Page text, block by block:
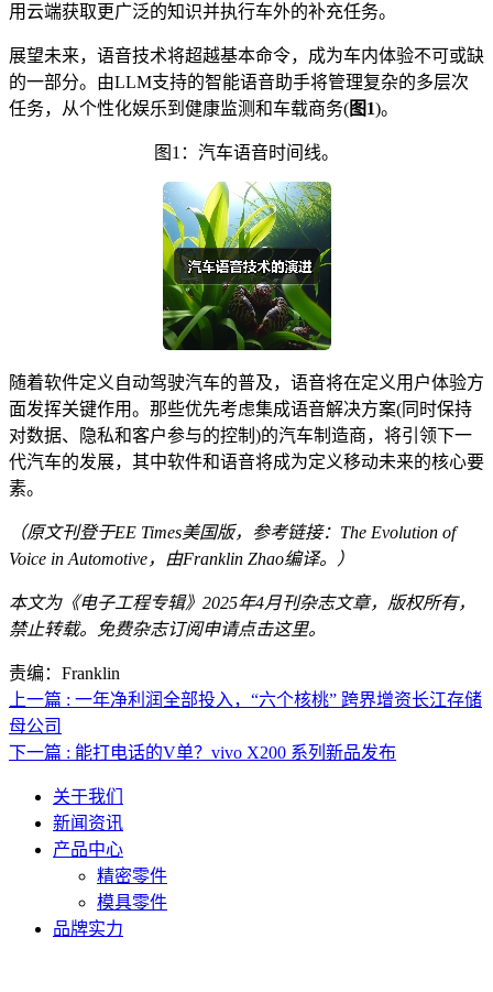
用云端获取更广泛的知识并执行车外的补充任务。
展望未来，语音技术将超越基本命令，成为车内体验不可或缺
的一部分。由LLM支持的智能语音助手将管理复杂的多层次
任务，从个性化娱乐到健康监测和车载商务(图1)。
图1：汽车语音时间线。
随着软件定义自动驾驶汽车的普及，语音将在定义用户体验方
面发挥关键作用。那些优先考虑集成语音解决方案(同时保持
对数据、隐私和客户参与的控制)的汽车制造商，将引领下一
代汽车的发展，其中软件和语音将成为定义移动未来的核心要
素。
（原文刊登于EE Times美国版，参考链接： The Evolution of
Voice in Automotive，由Franklin Zhao编译。）
本文为《电子工程专辑》2025年4月刊杂志文章，版权所有，
禁止转载。免费杂志订阅申请点击这里。
责编：Franklin
上一篇 : 一年净利润全部投入，“六个核桃” 跨界增资长江存储
母公司
下一篇 : 能打电话的V单？vivo X200 系列新品发布
关于我们
新闻资讯
产品中心
精密零件
模具零件
品牌实力